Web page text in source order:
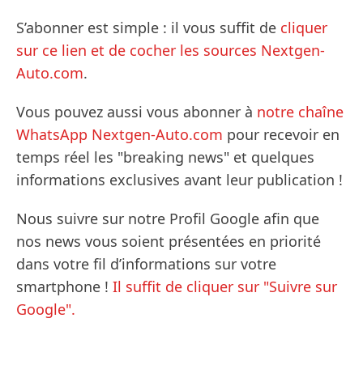
S’abonner est simple : il vous suffit de cliquer
sur ce lien et de cocher les sources Nextgen-
Auto.com.
Vous pouvez aussi vous abonner à notre chaîne
WhatsApp Nextgen-Auto.com pour recevoir en
temps réel les "breaking news" et quelques
informations exclusives avant leur publication !
Nous suivre sur notre Profil Google afin que
nos news vous soient présentées en priorité
dans votre fil d’informations sur votre
smartphone ! Il suffit de cliquer sur "Suivre sur
Google".